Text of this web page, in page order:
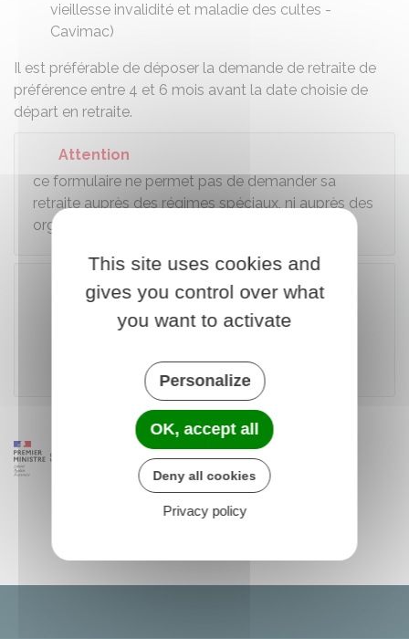
vieillesse invalidité et maladie des cultes -
Cavimac)
Il est préférable de déposer la demande de retraite de
préférence entre 4 et 6 mois avant la date choisie de
départ en retraite.
Attention
ce formulaire ne permet pas de demander sa
retraite auprès des régimes spéciaux, ni auprès des
organismes de retraites complémentaires.
Télécharger le formulaire (574 Ko)
Caisse nationale d'assurance vieillesse
This site uses cookies and
gives you control over what
you want to activate
Personalize
OK, accept all
Deny all cookies
Privacy policy